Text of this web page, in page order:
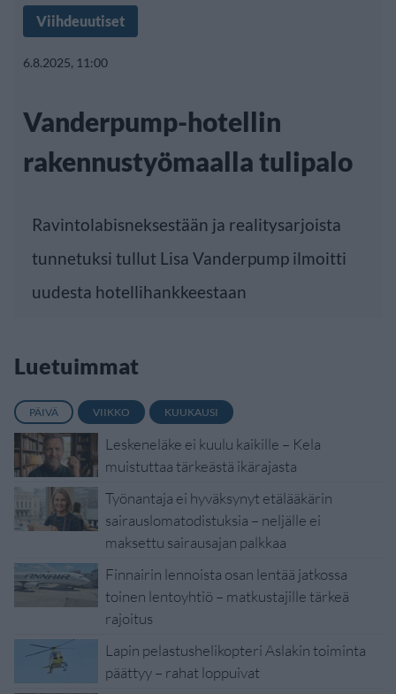
Viihdeuutiset
6.8.2025, 11:00
Vanderpump-hotellin
rakennustyömaalla tulipalo
Ravintolabisneksestään ja realitysarjoista
tunnetuksi tullut Lisa Vanderpump ilmoitti
uudesta hotellihankkeestaan
Luetuimmat
PÄIVÄ VIIKKO KUUKAUSI
Leskeneläke ei kuulu kaikille – Kela
muistuttaa tärkeästä ikärajasta
Työnantaja ei hyväksynyt etälääkärin
sairauslomatodistuksia – neljälle ei
maksettu sairausajan palkkaa
Finnairin lennoista osan lentää jatkossa
toinen lentoyhtiö – matkustajille tärkeä
rajoitus
Lapin pelastushelikopteri Aslakin toiminta
päättyy – rahat loppuivat